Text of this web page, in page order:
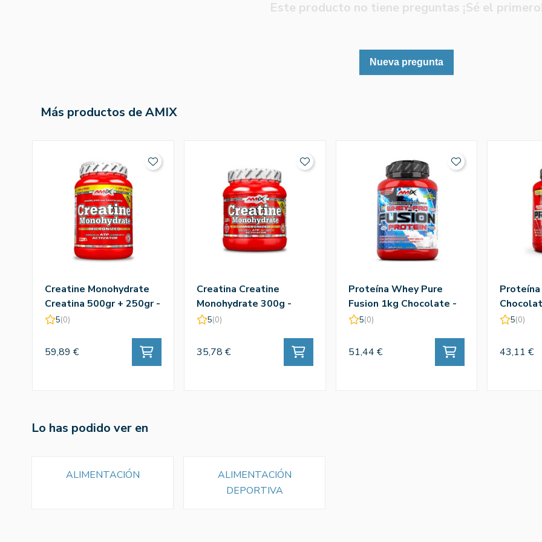
Este producto no tiene preguntas ¡Sé el
Nueva pregunta
Más productos de AMIX
Creatine Monohydrate
Creatina 500gr + 250gr -
Amix
5(0)
59,89 €
Creatina Creatine
Monohydrate 300g -
Amix
5(0)
35,78 €
Proteína Whey Pure
Fusion 1kg Chocolate -
Amix
5(0)
51,44 €
5(0)
43,11 €
Lo has podido ver en
ALIMENTACIÓN
ALIMENTACIÓN
DEPORTIVA